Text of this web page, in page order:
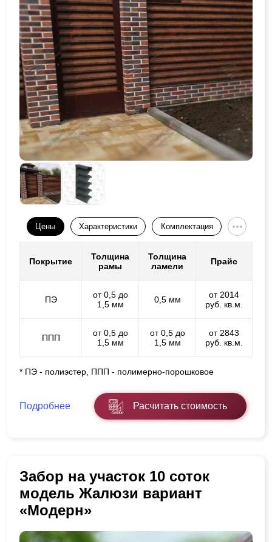
Цены Характеристики Комплектация
Покрытие
Толщина
рамы
Толщина
ламели
Прайс
ПЭ
от 0,5 до
1,5 мм
0,5 мм
от 2014
руб. кв.м.
ППП
от 0,5 до
1,5 мм
от 0,5 до
1,5 мм
от 2843
руб. кв.м.
* ПЭ - полиэстер, ППП - полимерно-порошковое
Подробнее Расчитать стоимость
Забор на участок 10 соток
модель Жалюзи вариант
«Модерн»